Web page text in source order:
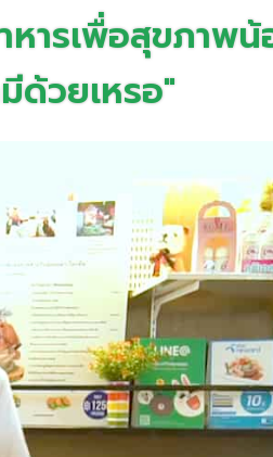
ารเพื่อสุขภาพน้
ด้วยเหรอ"